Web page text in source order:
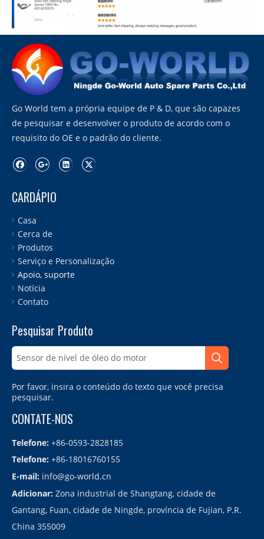
Go World tem a própria equipe de P & D, que são capazes
de pesquisar e desenvolver o produto de acordo com o
requisito do OE e o padrão do cliente.
CARDÁPIO
Casa
Cerca de
Produtos
Serviço e Personalização
Apoio, suporte
Notícia
Contato
Pesquisar Produto
Por favor, insira o conteúdo do texto que você precisa
pesquisar.
CONTATE-NOS
Telefone: +86-0593-2828185
Telefone: +86-18016760155
E-mail: info@go-world.cn
Adicionar: Zona industrial de Shangtang, cidade de
Gantang, Fuan, cidade de Ningde, província de Fujian, P.R.
China 355009